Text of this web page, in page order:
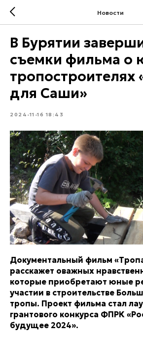
Новости
В Бурятии
съемки фильма о
тропостроителях
для Саши»
2024-11-16 18:43
Документальный фильм
расскажет оважных
которые приобретают юные
участии в строительстве
тропы. Проект фильма стал
грантового конкурса ФПРК
будущее 2024».